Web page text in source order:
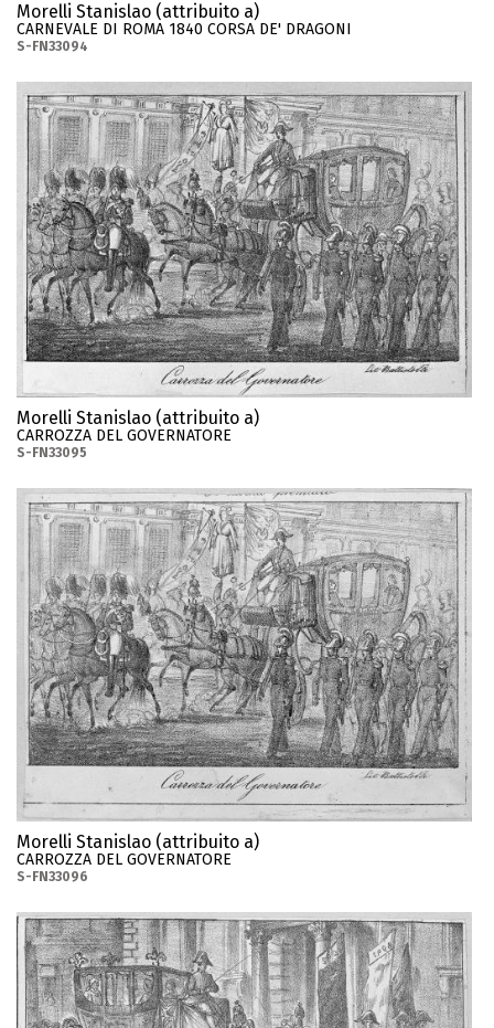
Morelli Stanislao (attribuito a)
CARNEVALE DI ROMA 1840 CORSA DE' DRAGONI
S-FN33094
Morelli Stanislao (attribuito a)
CARROZZA DEL GOVERNATORE
S-FN33095
Morelli Stanislao (attribuito a)
CARROZZA DEL GOVERNATORE
S-FN33096